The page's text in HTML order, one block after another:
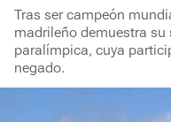
Tras ser campeón
madrileño demuestra
paralímpica, cuya
negado.